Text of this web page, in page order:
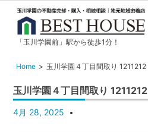
玉
川
園
の
「玉川学園前」駅から徒歩1分！
Home 玉川学園４丁目間取り 1211212
玉川学園４丁目間取り 1211212
4月 28, 2025